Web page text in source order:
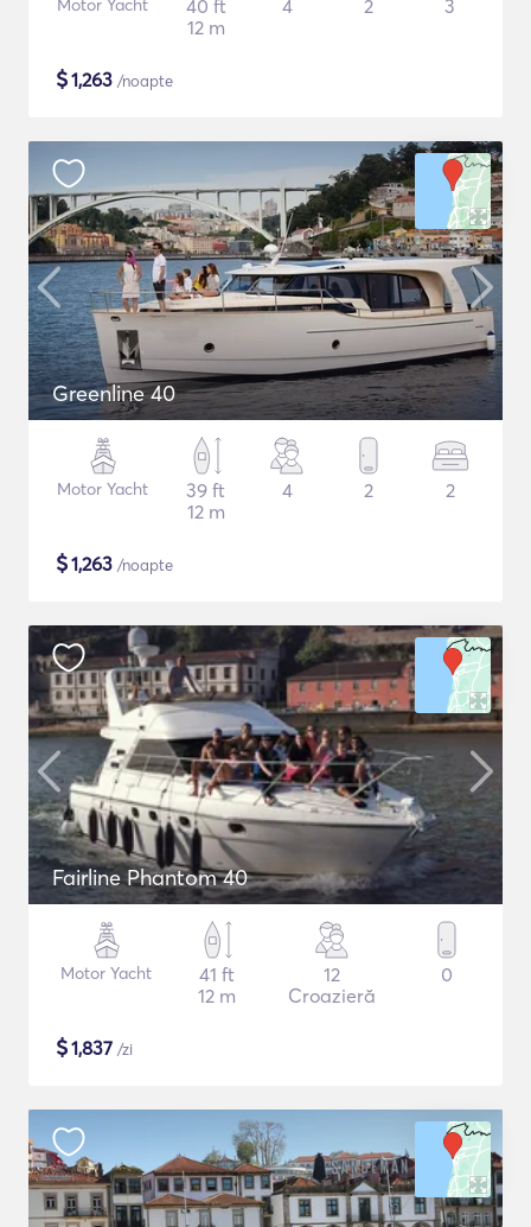
Motor Yacht
40 ft
12 m
4 2 3
$1,263 /noapte
Greenline 40
Motor Yacht
39 ft
12 m
4 2 2
$1,263 /noapte
Fairline Phantom 40
Motor Yacht
41 ft
12 m
12
Croazieră
0
$1,837 /zi